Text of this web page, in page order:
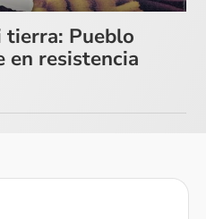
tierra: Pueblo
resistencia